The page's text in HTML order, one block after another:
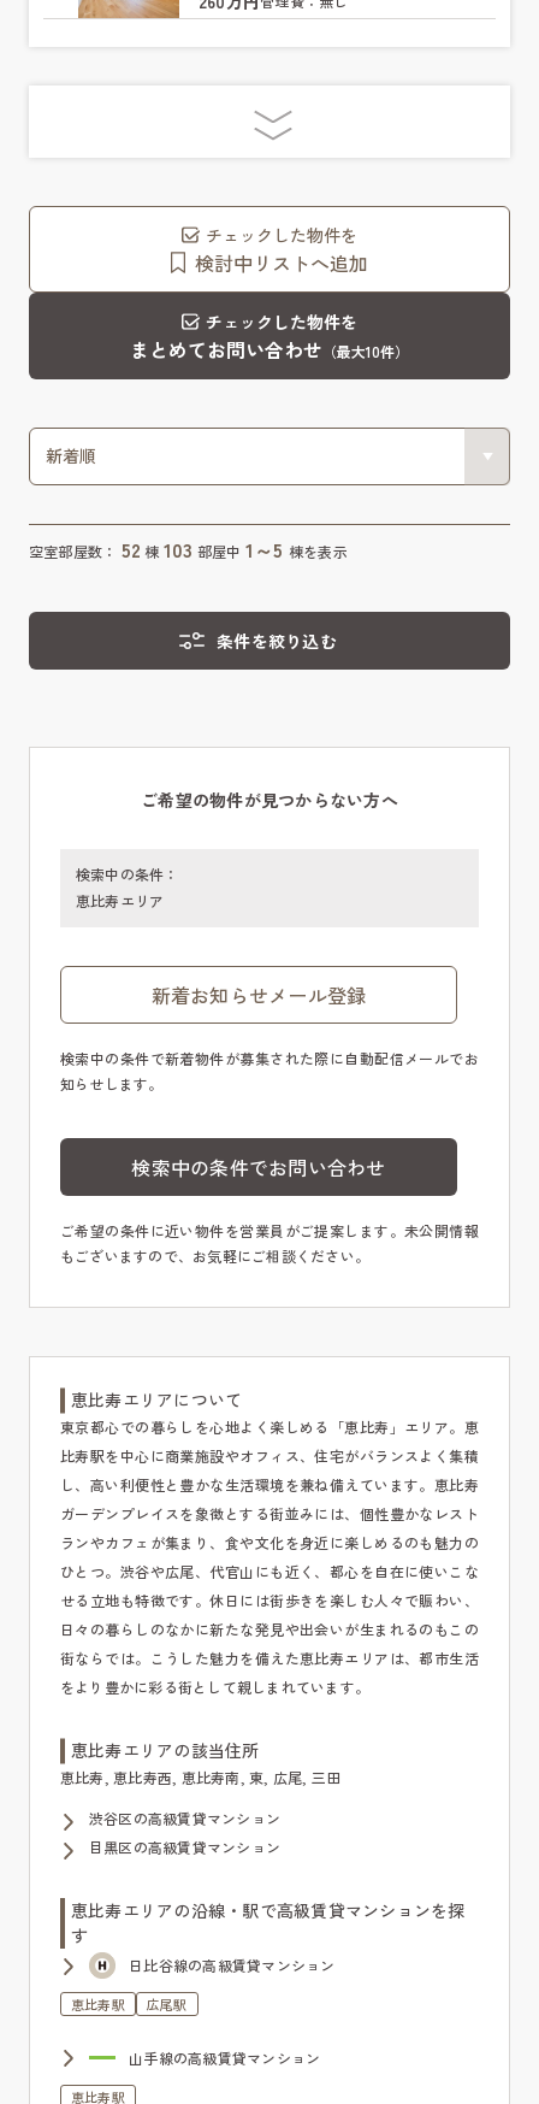
チェックした物件を
検討中リストへ追加
チェックした物件を
まとめてお問い合わせ （最大10件）
空室部屋数： 52 棟 103 部屋中 1～5 棟を表示
条件を絞り込む
ご希望の物件が見つからない方へ
検索中の条件：
恵比寿エリア
新着お知らせメール登録
検索中の条件で新着物件が募集された際に自動配信メールでお
知らせします。
検索中の条件でお問い合わせ
ご希望の条件に近い物件を営業員がご提案します。未公開情報
もございますので、お気軽にご相談ください。
恵比寿エリアについて
東京都心での暮らしを心地よく楽しめる「恵比寿」エリア。恵
比寿駅を中心に商業施設やオフィス、住宅がバランスよく集積
し、高い利便性と豊かな生活環境を兼ね備えています。恵比寿
ガーデンプレイスを象徴とする街並みには、個性豊かなレスト
ランやカフェが集まり、食や文化を身近に楽しめるのも魅力の
ひとつ。渋谷や広尾、代官山にも近く、都心を自在に使いこな
せる立地も特徴です。休日には街歩きを楽しむ人々で賑わい、
日々の暮らしのなかに新たな発見や出会いが生まれるのもこの
街ならでは。こうした魅力を備えた恵比寿エリアは、都市生活
をより豊かに彩る街として親しまれています。
恵比寿エリアの該当住所
恵比寿, 恵比寿西, 恵比寿南, 東, 広尾, 三田
渋谷区の高級賃貸マンション
目黒区の高級賃貸マンション
恵比寿エリアの沿線・駅で高級賃貸マンションを探
す
日比谷線の高級賃貸マンション
恵比寿駅 広尾駅
山手線の高級賃貸マンション
恵比寿駅